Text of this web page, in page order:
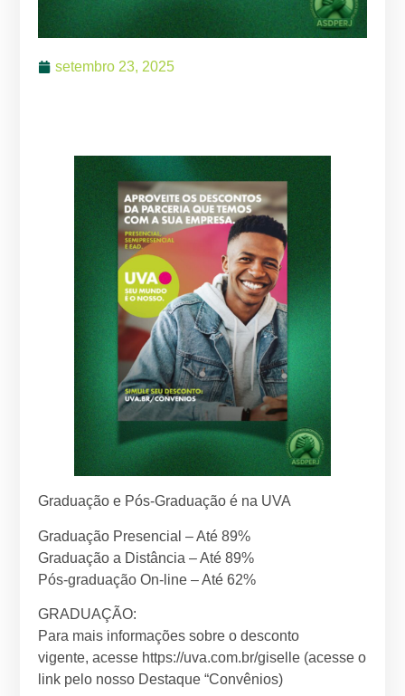
setembro 23, 2025
Graduação e Pós-Graduação é na UVA
Graduação Presencial – Até 89%
Graduação a Distância – Até 89%
Pós-graduação On-line – Até 62%
GRADUAÇÃO:
Para mais informações sobre o desconto
vigente, acesse https://uva.com.br/giselle (acesse o
link pelo nosso Destaque “Convênios)